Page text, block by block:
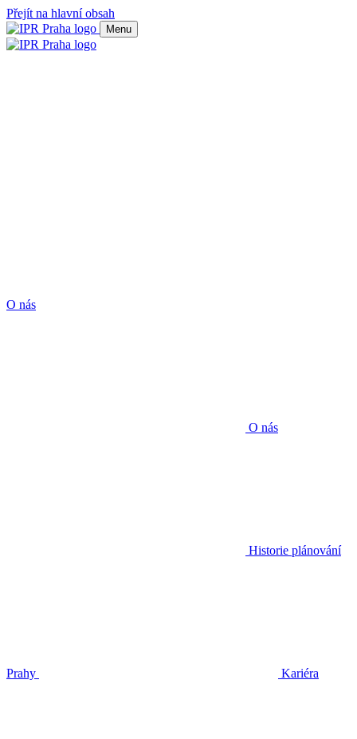
Přejít na hlavní obsah
Menu
O nás
O nás
Historie plánování
Prahy Kariéra